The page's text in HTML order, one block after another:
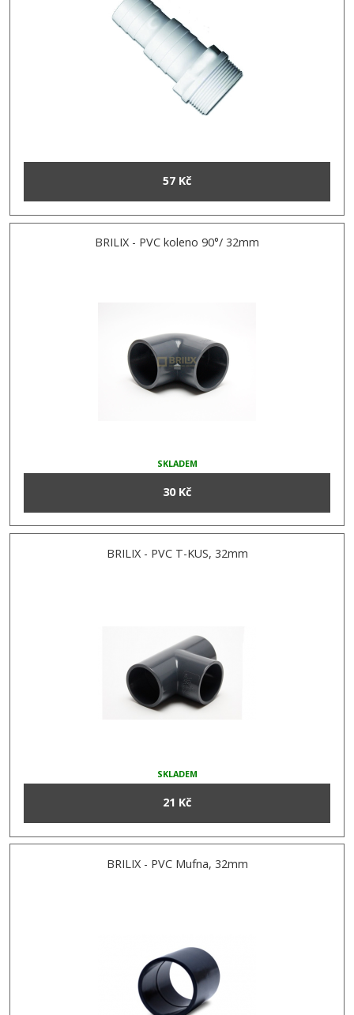
57 Kč
BRILIX - PVC koleno 90°/ 32mm
SKLADEM
30 Kč
BRILIX - PVC T-KUS, 32mm
SKLADEM
21 Kč
BRILIX - PVC Mufna, 32mm